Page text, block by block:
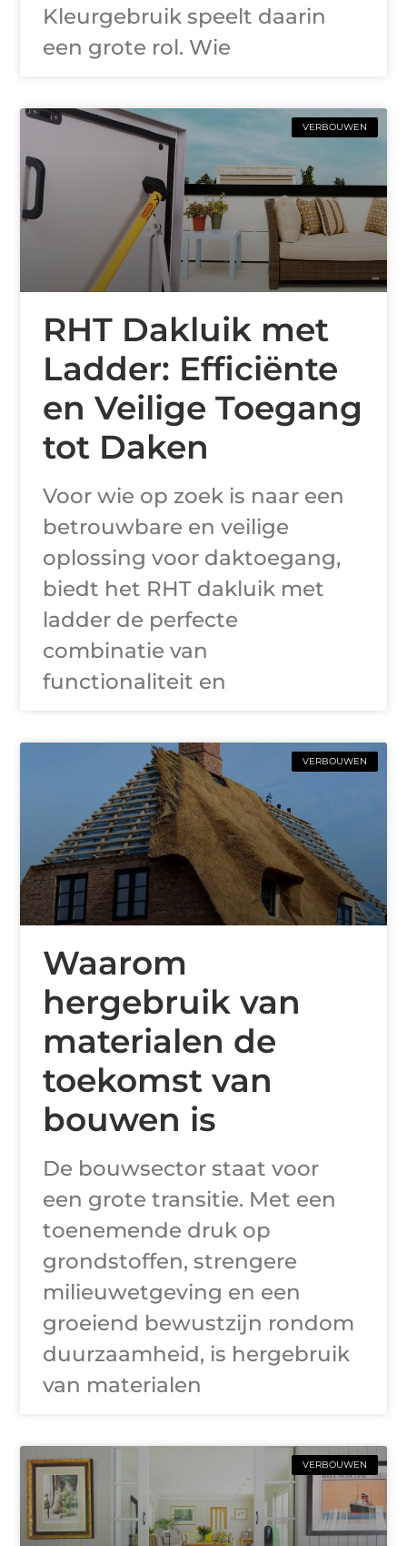
Kleurgebruik speelt daarin
een grote rol. Wie
VERBOUWEN
RHT Dakluik met
Ladder: Efficiënte
en Veilige Toegang
tot Daken
Voor wie op zoek is naar een
betrouwbare en veilige
oplossing voor daktoegang,
biedt het RHT dakluik met
ladder de perfecte
combinatie van
functionaliteit en
VERBOUWEN
Waarom
hergebruik van
materialen de
toekomst van
bouwen is
De bouwsector staat voor
een grote transitie. Met een
toenemende druk op
grondstoffen, strengere
milieuwetgeving en een
groeiend bewustzijn rondom
duurzaamheid, is hergebruik
van materialen
VERBOUWEN